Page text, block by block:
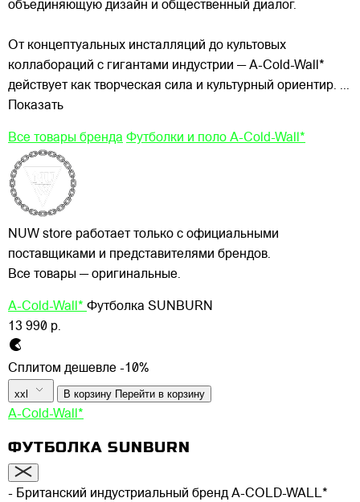
объединяющую дизайн и общественный диалог.
От концептуальных инсталляций до культовых
коллабораций с гигантами индустрии — A-Cold-Wall*
действует как творческая сила и культурный ориентир. ...
Показать
Все товары бренда Футболки и поло A-Cold-Wall*
NUW store работает только с официальными
поставщиками и представителями брендов.
Все товары — оригинальные.
A-Cold-Wall* Футболка SUNBURN
13 990 р.
Сплитом дешевле -10%
xxl В корзину Перейти в корзину
A-Cold-Wall*
ФУТБОЛКА SUNBURN
- Британский индустриальный бренд A-COLD-WALL*